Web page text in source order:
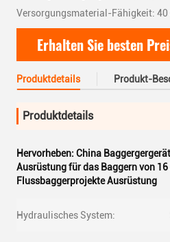
Versorgungsmaterial-Fähigkeit:
Erhalten Sie besten
Produktdetails Produkt-
Produktdetails
Hervorheben: China
Ausrüstung für das Baggern von 16
Flussbaggerprojekte Ausrüstung
Hydraulisches System: